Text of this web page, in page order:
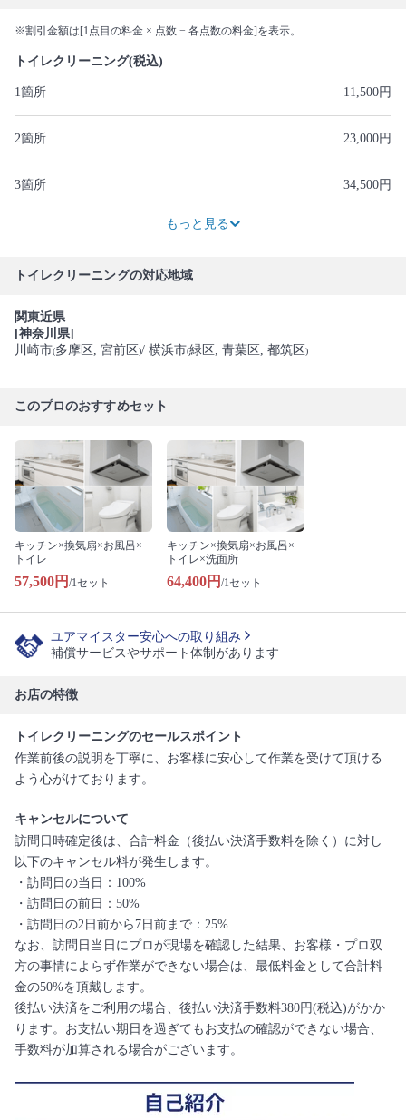
※割引金額は[1点目の料金 × 点数 − 各点数の料金]を表示。
トイレクリーニング(税込)
1箇所 11,500円
2箇所 23,000円
3箇所
34,500円
もっと見る
トイレクリーニングの対応地域
関東近県
[神奈川県]
川崎市(多摩区 , 宮前区)/ 横浜市(緑区 , 青葉区 , 都筑区)
このプロのおすすめセット
キッチン×換気扇×お風呂×
トイレ
57,500円 /1セット
キッチン×換気扇×お風呂×
トイレ×洗面所
64,400円 /1セット
ユアマイスター安心への取り組み
補償サービスやサポート体制があります
お店の特徴
トイレクリーニングのセールスポイント
作業前後の説明を丁寧に、お客様に安心して作業を受けて頂ける
よう心がけております。
キャンセルについて
訪問日時確定後は、合計料金（後払い決済手数料を除く）に対し
以下のキャンセル料が発生します。
・訪問日の当日：100%
・訪問日の前日：50%
・訪問日の2日前から7日前まで：25%
なお、訪問日当日にプロが現場を確認した結果、お客様・プロ双
方の事情によらず作業ができない場合は、最低料金として合計料
金の50%を頂戴します。
後払い決済をご利用の場合、後払い決済手数料380円(税込)がかか
ります。お支払い期日を過ぎてもお支払の確認ができない場合、
手数料が加算される場合がございます。